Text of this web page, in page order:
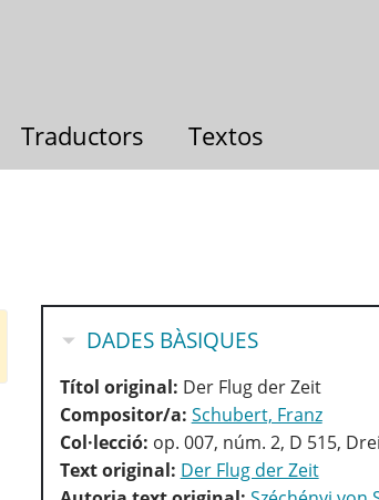
Traductors Textos
OCULTA
DADES BÀSIQUES
Títol original: Der Flug der Zeit
Compositor/a: Schubert, Franz
Col·lecció: op. 007, núm. 2, D 515,
Text original: Der Flug der Zeit